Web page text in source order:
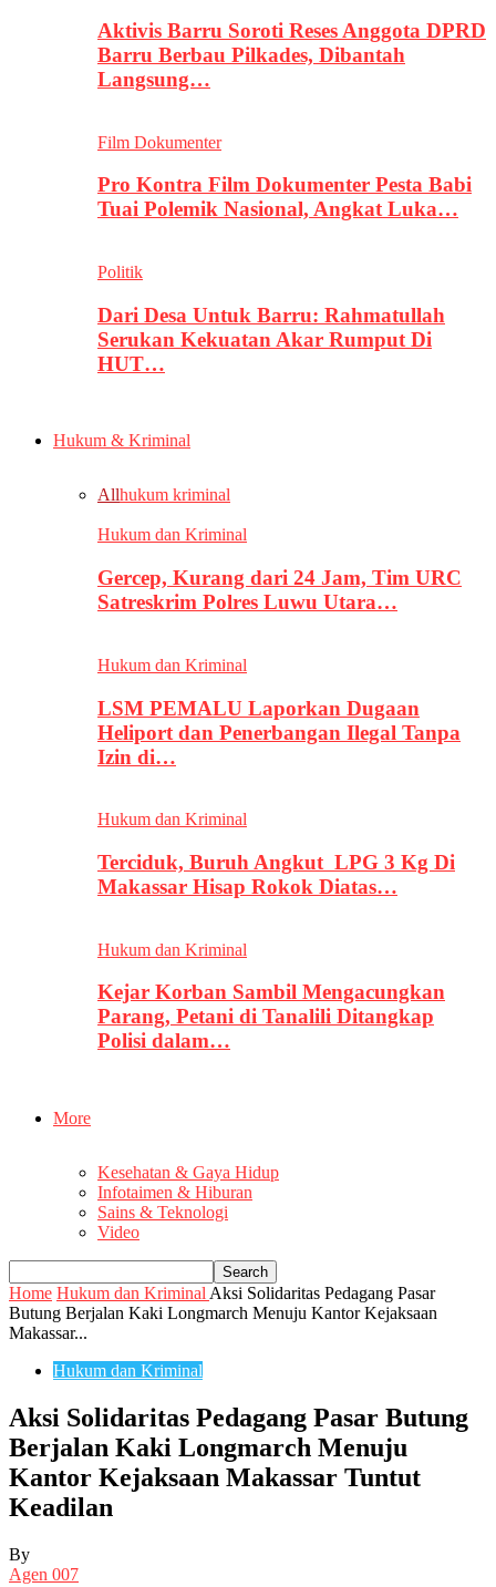
Aktivis Barru Soroti Reses Anggota DPRD
Barru Berbau Pilkades, Dibantah
Langsung…
Film Dokumenter
Pro Kontra Film Dokumenter Pesta Babi
Tuai Polemik Nasional, Angkat Luka…
Politik
Dari Desa Untuk Barru: Rahmatullah
Serukan Kekuatan Akar Rumput Di
HUT…
Hukum & Kriminal
Allhukum kriminal
Hukum dan Kriminal
Gercep, Kurang dari 24 Jam, Tim URC
Satreskrim Polres Luwu Utara…
Hukum dan Kriminal
LSM PEMALU Laporkan Dugaan
Heliport dan Penerbangan Ilegal Tanpa
Izin di…
Hukum dan Kriminal
Terciduk, Buruh Angkut LPG 3 Kg Di
Makassar Hisap Rokok Diatas…
Hukum dan Kriminal
Kejar Korban Sambil Mengacungkan
Parang, Petani di Tanalili Ditangkap
Polisi dalam…
More
Kesehatan & Gaya Hidup
Infotaimen & Hiburan
Sains & Teknologi
Video
Home Hukum dan Kriminal Aksi Solidaritas Pedagang Pasar
Butung Berjalan Kaki Longmarch Menuju Kantor Kejaksaan
Makassar...
Hukum dan Kriminal
Aksi Solidaritas Pedagang Pasar Butung
Berjalan Kaki Longmarch Menuju
Kantor Kejaksaan Makassar Tuntut
Keadilan
By
Agen 007